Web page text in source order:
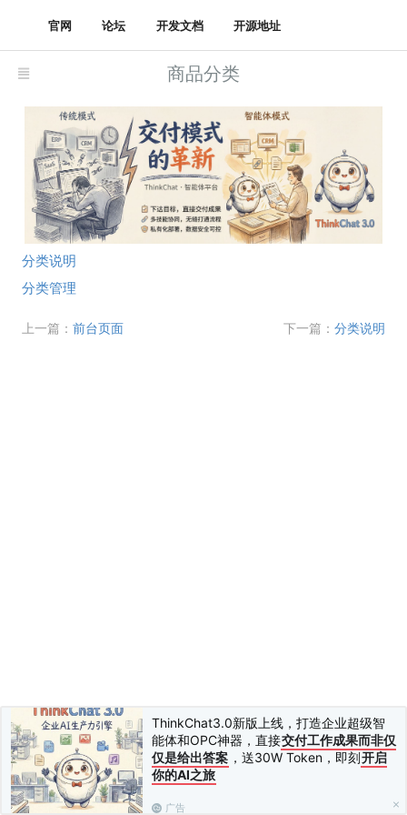
ThinkChat3.0新版上线，打造企业超级智
能体和OPC神器，直接交付工作成果而非仅
仅是给出答案 ，送30W Token，即刻开启
你的AI之旅
广告
官网 论坛 开发文档 开源地址
商品分类
分类说明
分类管理
上一篇： 前台页面 下一篇： 分类说明